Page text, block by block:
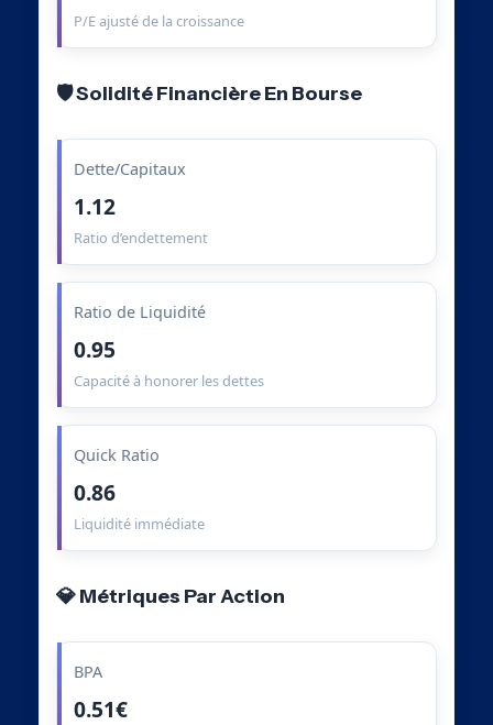
P/E ajusté de la croissance
🛡️ Solidité Financière En Bourse
Dette/Capitaux
1.12
Ratio d’endettement
Ratio de Liquidité
0.95
Capacité à honorer les dettes
Quick Ratio
0.86
Liquidité immédiate
💎 Métriques Par Action
BPA
0.51€